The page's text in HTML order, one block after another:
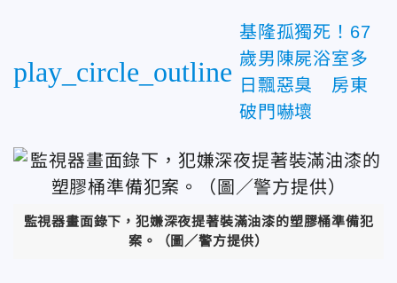
play_circle_outline
基隆孤獨死！67
歲男陳屍浴室多
日飄惡臭 房東
破門嚇壞
監視器畫面錄下，犯嫌深夜提著裝滿油漆的塑膠桶準備犯
案。（圖／警方提供）